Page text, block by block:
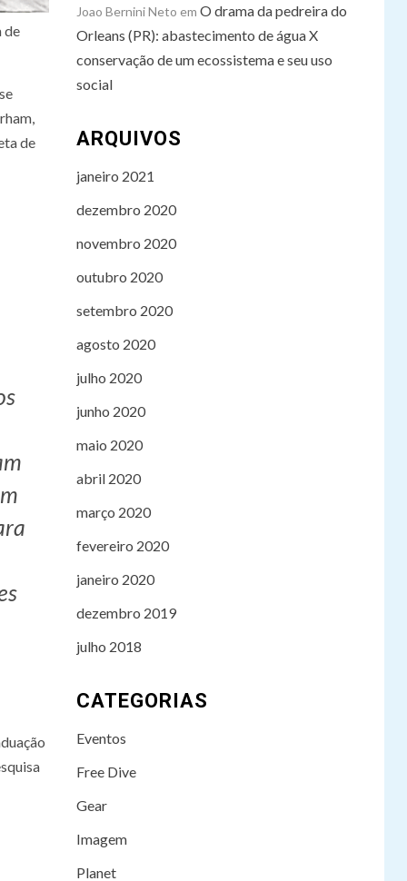
de
de
Joao Bernini Neto em O drama da pedreira do
Orleans (PR): abastecimento de água X
conservação de um ecossistema e seu uso
social
ARQUIVOS
janeiro 2021
dezembro 2020
novembro 2020
outubro 2020
setembro 2020
agosto 2020
julho 2020
junho 2020
maio 2020
abril 2020
março 2020
fevereiro 2020
janeiro 2020
dezembro 2019
julho 2018
CATEGORIAS
Eventos
Free Dive
Gear
Imagem
Planet
TECH